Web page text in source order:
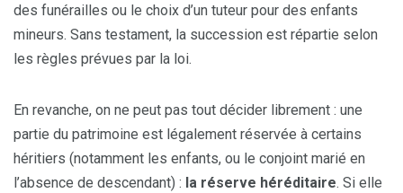
des funérailles ou le choix d’un tuteur pour des enfants
mineurs. Sans testament, la succession est répartie selon
les règles prévues par la loi.
En revanche, on ne peut pas tout décider librement : une
partie du patrimoine est légalement réservée à certains
héritiers (notamment les enfants, ou le conjoint marié en
l’absence de descendant) : la réserve héréditaire. Si elle